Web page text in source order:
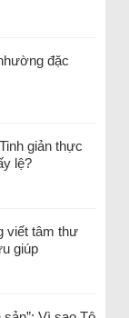
đặc
giản thực
lệ?
viết tâm thư
giúp